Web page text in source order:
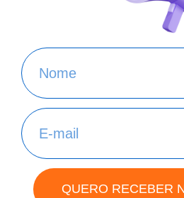
QUERO RECEBER